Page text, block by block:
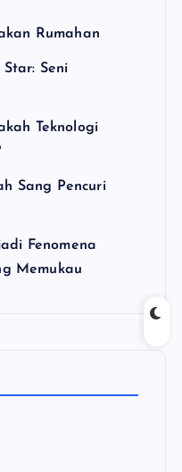
Rumahan
Seni
Teknologi
Sang Pencuri
Fenomena
Memukau